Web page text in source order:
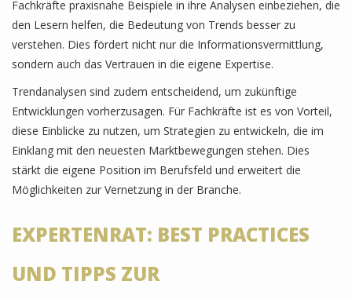
Fachkräfte praxisnahe Beispiele in ihre Analysen einbeziehen, die
den Lesern helfen, die Bedeutung von Trends besser zu
verstehen. Dies fördert nicht nur die Informationsvermittlung,
sondern auch das Vertrauen in die eigene Expertise.
Trendanalysen sind zudem entscheidend, um zukünftige
Entwicklungen vorherzusagen. Für Fachkräfte ist es von Vorteil,
diese Einblicke zu nutzen, um Strategien zu entwickeln, die im
Einklang mit den neuesten Marktbewegungen stehen. Dies
stärkt die eigene Position im Berufsfeld und erweitert die
Möglichkeiten zur Vernetzung in der Branche.
EXPERTENRAT: BEST PRACTICES
UND TIPPS ZUR